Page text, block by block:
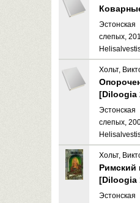
слепых,
Хольт,
[Diloogia
слепых,
Хольт,
Римский
[Diloogia